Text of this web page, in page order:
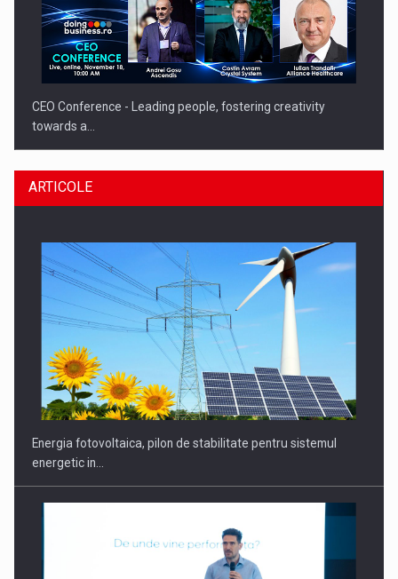
CEO Conference - Leading people, fostering creativity
towards a…
CEO Conference - Shaping The Future - Technology and…
ARTICOLE
Energia fotovoltaica, pilon de stabilitate pentru sistemul
energetic in…